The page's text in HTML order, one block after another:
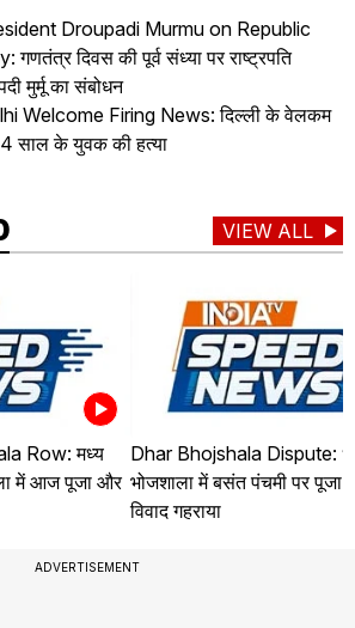
Droupadi Murmu on Republic
गणतंत्र दिवस की पूर्व संध्या पर राष्ट्रपति
मुर्मू का संबोधन
Welcome Firing News: दिल्ली के वेलकम
साल के युवक की हत्या
VIEW ALL
Row: मध्य
में आज पूजा और
Dhar Bhojshala Dispute:
भोजशाला में बसंत पंचमी पर
विवाद गहराया
ADVERTISEMENT